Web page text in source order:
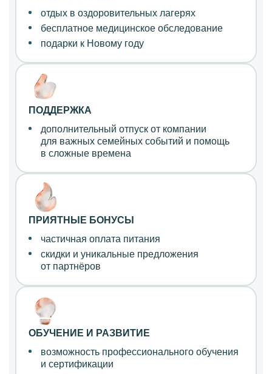
отдых в оздоровительных лагерях
бесплатное медицинское обследование
подарки к Новому году
ПОДДЕРЖКА
дополнительный отпуск от компании
для важных семейных событий и помощь
в сложные времена
ПРИЯТНЫЕ БОНУСЫ
частичная оплата питания
скидки и уникальные предложения
от партнёров
ОБУЧЕНИЕ И РАЗВИТИЕ
возможность профессионального обучения
и сертификации